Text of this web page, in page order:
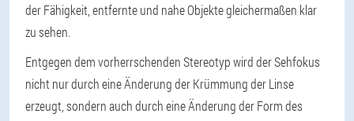
der Fähigkeit, entfernte und nahe Objekte gleichermaßen klar
zu sehen.
Entgegen dem vorherrschenden Stereotyp wird der Sehfokus
nicht nur durch eine Änderung der Krümmung der Linse
erzeugt, sondern auch durch eine Änderung der Form des